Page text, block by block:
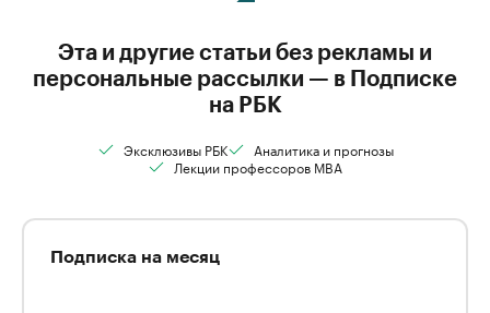
Эта и другие статьи без рекламы и
персональные рассылки — в Подписке
на РБК
Эксклюзивы РБК
Аналитика и прогнозы
Лекции профессоров MBA
Подписка на месяц